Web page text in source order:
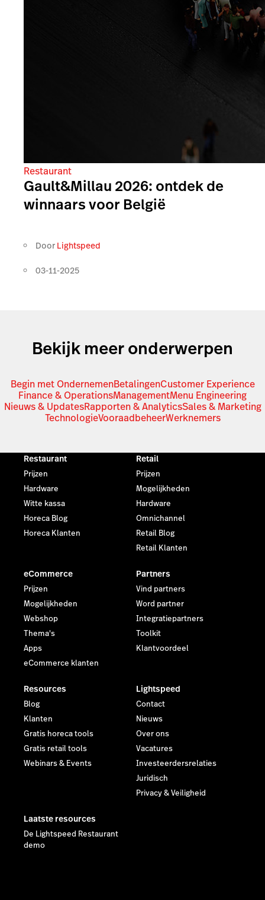
Restaurant
Gault&Millau 2026: ontdek de
winnaars voor België
Door Lightspeed
03-11-2025
Bekijk meer onderwerpen
Begin met OndernemenBetalingenCustomer Experience
Finance & OperationsManagementMenu Engineering
Nieuws & UpdatesRapporten & AnalyticsSales & Marketing
TechnologieVooraadbeheerWerknemers
Restaurant
Prijzen
Hardware
Witte kassa
Horeca Blog
Horeca Klanten
Retail
Prijzen
Mogelijkheden
Hardware
Omnichannel
Retail Blog
Retail Klanten
eCommerce
Prijzen
Mogelijkheden
Webshop
Thema's
Apps
eCommerce klanten
Partners
Vind partners
Word partner
Integratiepartners
Toolkit
Klantvoordeel
Resources
Blog
Klanten
Gratis horeca tools
Gratis retail tools
Webinars & Events
Lightspeed
Contact
Nieuws
Over ons
Vacatures
Investeerdersrelaties
Juridisch
Privacy & Veiligheid
Laatste resources
De Lightspeed Restaurant
demo